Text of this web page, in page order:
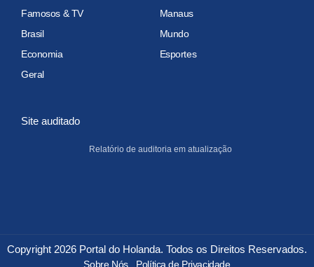
Famosos & TV
Manaus
Brasil
Mundo
Economia
Esportes
Geral
Site auditado
Relatório de auditoria em atualização
Copyright 2026 Portal do Holanda. Todos os Direitos Reservados.
Sobre Nós Política de Privacidade